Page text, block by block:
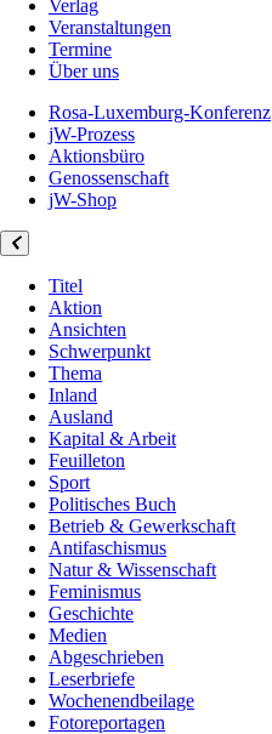
Verlag
Veranstaltungen
Termine
Über uns
Rosa-Luxemburg-Konferenz
jW-Prozess
Aktionsbüro
Genossenschaft
jW-Shop
Titel
Aktion
Ansichten
Schwerpunkt
Thema
Inland
Ausland
Kapital & Arbeit
Feuilleton
Sport
Politisches Buch
Betrieb & Gewerkschaft
Antifaschismus
Natur & Wissenschaft
Feminismus
Geschichte
Medien
Abgeschrieben
Leserbriefe
Wochenendbeilage
Fotoreportagen